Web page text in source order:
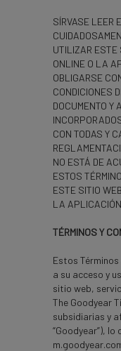
SÍRVASE LEER
UTILIZAR ESTE
ONLINE O LA
OBLIGARSE
CONDICIONES
DOCUMENTO Y
CON TODAS Y
NO ESTÁ DE
ESTOS
ESTE SITIO
LA
TÉRMINOS Y
Estos
a su acceso y
sitio web,
The Goodyear
subsidiarias y
“Goodyear”),